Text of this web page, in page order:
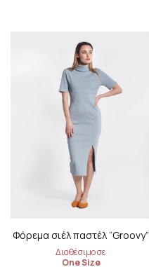
Φόρεμα σιέλ παστέλ “Groovy”
Διαθέσιμο σε
One Size